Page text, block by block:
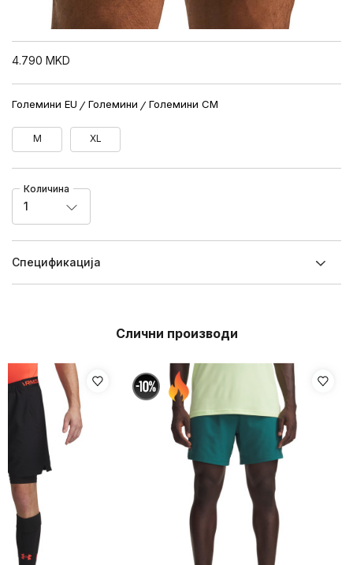
4.790 MKD
Големини EU Големини Големини CM
M XL
Количина
1
Спецификацијa
Слични производи